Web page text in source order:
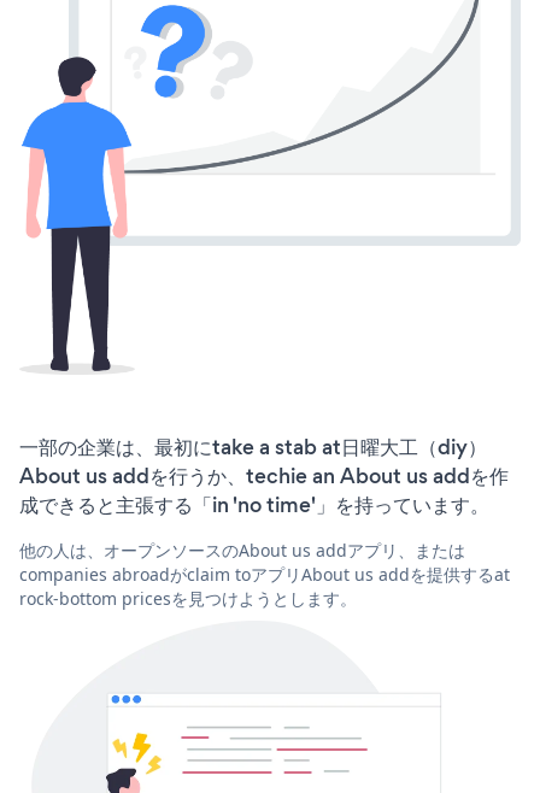
一部の企業は、最初にtake a stab at日曜大工（diy）
About us addを行うか、techie an About us addを作
成できると主張する「in 'no time'」を持っています。
他の人は、オープンソースのAbout us addアプリ、または
companies abroadがclaim toアプリAbout us addを提供するat
rock-bottom pricesを見つけようとします。